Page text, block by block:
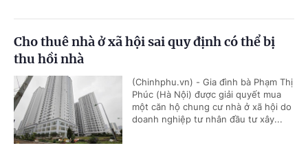
Cho thuê nhà ở xã hội sai quy định có thể bị
thu hồi nhà
(Chinhphu.vn) - Gia đình bà Phạm Thị
Phúc (Hà Nội) được giải quyết mua
một căn hộ chung cư nhà ở xã hội do
doanh nghiệp tư nhân đầu tư xây...